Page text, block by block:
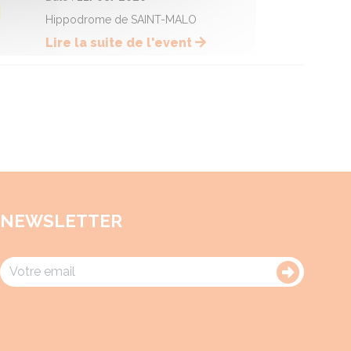
Hippodrome de SAINT-MALO
Lire la suite de l'event
NEWSLETTER